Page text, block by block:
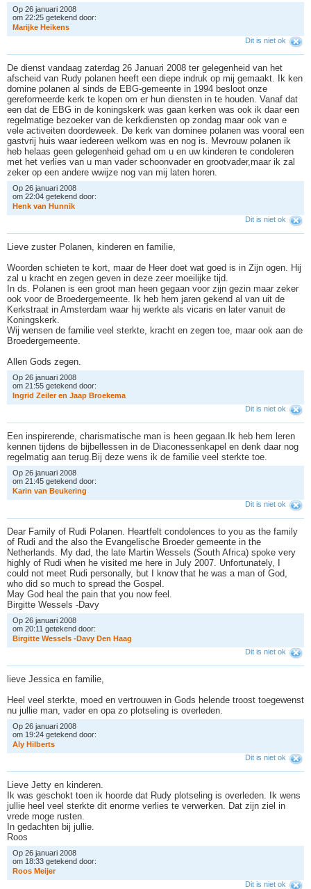
Op 26 januari 2008
om 22:25 getekend door:
Marijke Heikens
Dit is niet ok
De dienst vandaag zaterdag 26 Januari 2008 ter gelegenheid van het
afscheid van Rudy polanen heeft een diepe indruk op mij gemaakt. Ik ken
domine polanen al sinds de EBG-gemeente in 1994 besloot onze
gereformeerde kerk te kopen om er hun diensten in te houden. Vanaf dat
een dat de EBG in de koningskerk was gaan kerken was ook ik daar een
regelmatige bezoeker van de kerkdiensten op zondag maar ook van e
vele activeiten doordeweek. De kerk van dominee polanen was vooral een
gastvrij huis waar iedereen welkom was en nog is. Mevrouw polanen ik
heb helaas geen gelegenheid gehad om u en uw kinderen te condoleren
met het verlies van u man vader schoonvader en grootvader,maar ik zal
zeker op een andere wwijze nog van mij laten horen.
Op 26 januari 2008
om 22:04 getekend door:
Henk van Hunnik
Dit is niet ok
Lieve zuster Polanen, kinderen en familie,
Woorden schieten te kort, maar de Heer doet wat goed is in Zijn ogen. Hij
zal u kracht en zegen geven in deze zeer moeilijke tijd.
In ds. Polanen is een groot man heen gegaan voor zijn gezin maar zeker
ook voor de Broedergemeente. Ik heb hem jaren gekend al van uit de
Kerkstraat in Amsterdam waar hij werkte als vicaris en later vanuit de
Koningskerk.
Wij wensen de familie veel sterkte, kracht en zegen toe, maar ook aan de
Broedergemeente.
Allen Gods zegen.
Op 26 januari 2008
om 21:55 getekend door:
Ingrid Zeiler en Jaap Broekema
Dit is niet ok
Een inspirerende, charismatische man is heen gegaan.Ik heb hem leren
kennen tijdens de bijbellessen in de Diaconessenkapel en denk daar nog
regelmatig aan terug.Bij deze wens ik de familie veel sterkte toe.
Op 26 januari 2008
om 21:45 getekend door:
Karin van Beukering
Dit is niet ok
Dear Family of Rudi Polanen. Heartfelt condolences to you as the family
of Rudi and the also the Evangelische Broeder gemeente in the
Netherlands. My dad, the late Martin Wessels (South Africa) spoke very
highly of Rudi when he visited me here in July 2007. Unfortunately, I
could not meet Rudi personally, but I know that he was a man of God,
who did so much to spread the Gospel.
May God heal the pain that you now feel.
Birgitte Wessels -Davy
Op 26 januari 2008
om 20:11 getekend door:
Birgitte Wessels -Davy Den Haag
Dit is niet ok
lieve Jessica en familie,
Heel veel sterkte, moed en vertrouwen in Gods helende troost toegewenst
nu jullie man, vader en opa zo plotseling is overleden.
Op 26 januari 2008
om 19:24 getekend door:
Aly Hilberts
Dit is niet ok
Lieve Jetty en kinderen.
Ik was geschokt toen ik hoorde dat Rudy plotseling is overleden. Ik wens
jullie heel veel sterkte dit enorme verlies te verwerken. Dat zijn ziel in
vrede moge rusten.
In gedachten bij jullie.
Roos
Op 26 januari 2008
om 18:33 getekend door:
Roos Meijer
Dit is niet ok